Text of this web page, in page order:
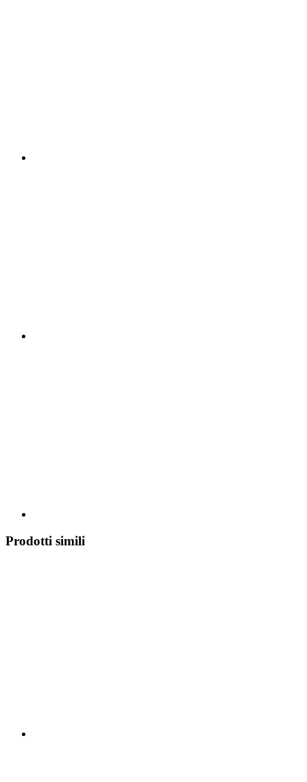
Prodotti simili